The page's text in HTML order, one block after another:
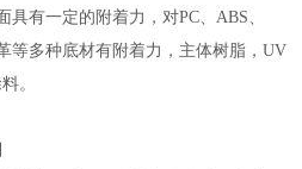
有一定的附着力，对PC、ABS、
等多种底材有附着力，主体树脂，UV
。